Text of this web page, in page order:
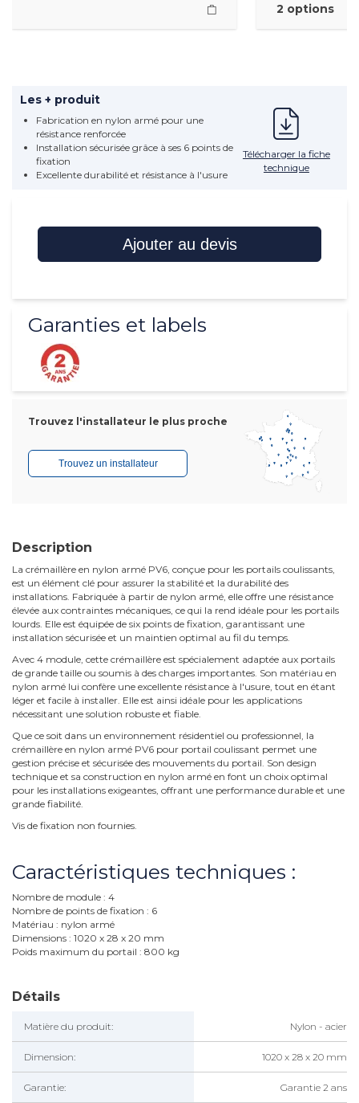
2 options
Les + produit
Fabrication en nylon armé pour une
résistance renforcée
Installation sécurisée grâce à ses 6 points de
fixation
Excellente durabilité et résistance à l'usure
Télécharger la fiche
technique
Ajouter au devis
Garanties et labels
Trouvez l'installateur le plus proche
Trouvez un installateur
Description
La crémaillère en nylon armé PV6, conçue pour les portails coulissants,
est un élément clé pour assurer la stabilité et la durabilité des
installations. Fabriquée à partir de nylon armé, elle offre une résistance
élevée aux contraintes mécaniques, ce qui la rend idéale pour les portails
lourds. Elle est équipée de six points de fixation, garantissant une
installation sécurisée et un maintien optimal au fil du temps.
Avec 4 module, cette crémaillère est spécialement adaptée aux portails
de grande taille ou soumis à des charges importantes. Son matériau en
nylon armé lui confère une excellente résistance à l'usure, tout en étant
léger et facile à installer. Elle est ainsi idéale pour les applications
nécessitant une solution robuste et fiable.
Que ce soit dans un environnement résidentiel ou professionnel, la
crémaillère en nylon armé PV6 pour portail coulissant permet une
gestion précise et sécurisée des mouvements du portail. Son design
technique et sa construction en nylon armé en font un choix optimal
pour les installations exigeantes, offrant une performance durable et une
grande fiabilité.
Vis de fixation non fournies.
Caractéristiques techniques :
Nombre de module : 4
Nombre de points de fixation : 6
Matériau : nylon armé
Dimensions : 1020 x 28 x 20 mm
Poids maximum du portail : 800 kg
Détails
Matière du produit: Nylon - acier
Dimension: 1020 x 28 x 20 mm
Garantie: Garantie 2 ans